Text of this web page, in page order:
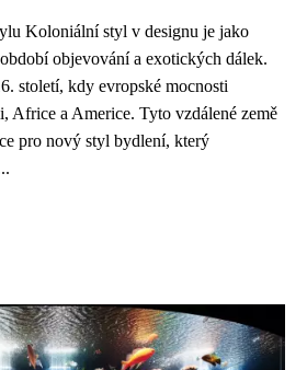
Koloniální styl v designu je jako
objevování a exotických dálek.
století, kdy evropské mocnosti
Africe a Americe. Tyto vzdálené země
pro nový styl bydlení, který